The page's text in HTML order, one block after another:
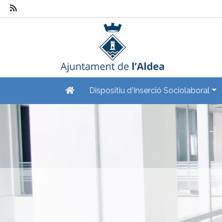
Dispositiu d'Inserció Sociolaboral